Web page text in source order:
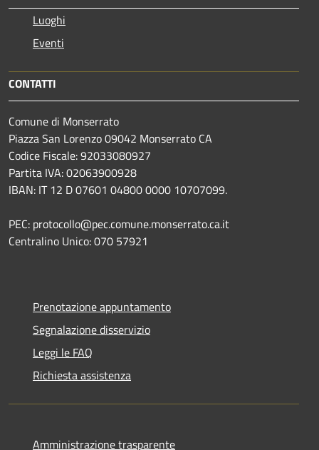
Luoghi
Eventi
CONTATTI
Comune di Monserrato
Piazza San Lorenzo 09042 Monserrato CA
Codice Fiscale: 92033080927
Partita IVA: 02063900928
IBAN: IT 12 D 07601 04800 0000 10707099.
PEC: protocollo@pec.comune.monserrato.ca.it
Centralino Unico: 070 57921
Prenotazione appuntamento
Segnalazione disservizio
Leggi le FAQ
Richiesta assistenza
Amministrazione trasparente